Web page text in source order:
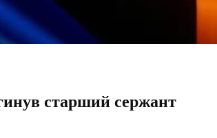
старший сержант